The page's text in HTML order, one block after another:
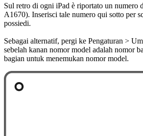
Sul retro di ogni iPad è riportato un numero
A1670). Inserisci tale numero qui sotto per
possiedi.
Sebagai alternatif, pergi ke Pengaturan >
sebelah kanan nomor model adalah nomor
bagian untuk menemukan nomor model.